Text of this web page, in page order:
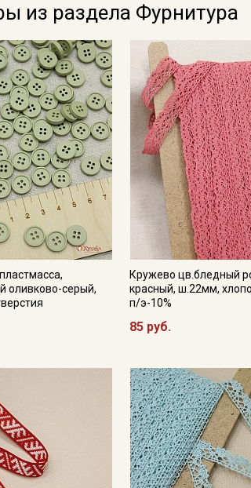
из раздела Фурнитура
оливково-серый,
Кружево цв.бледный
красный, ш.22мм,
п/э-10%
85 руб.